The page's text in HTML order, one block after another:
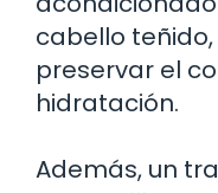
cabello
preservar el
hidratación.
Además, un